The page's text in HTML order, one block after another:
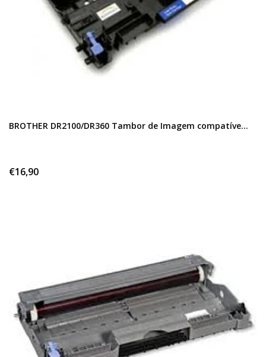
BROTHER DR2100/DR360 Tambor de Imagem compatíve...
€16,90